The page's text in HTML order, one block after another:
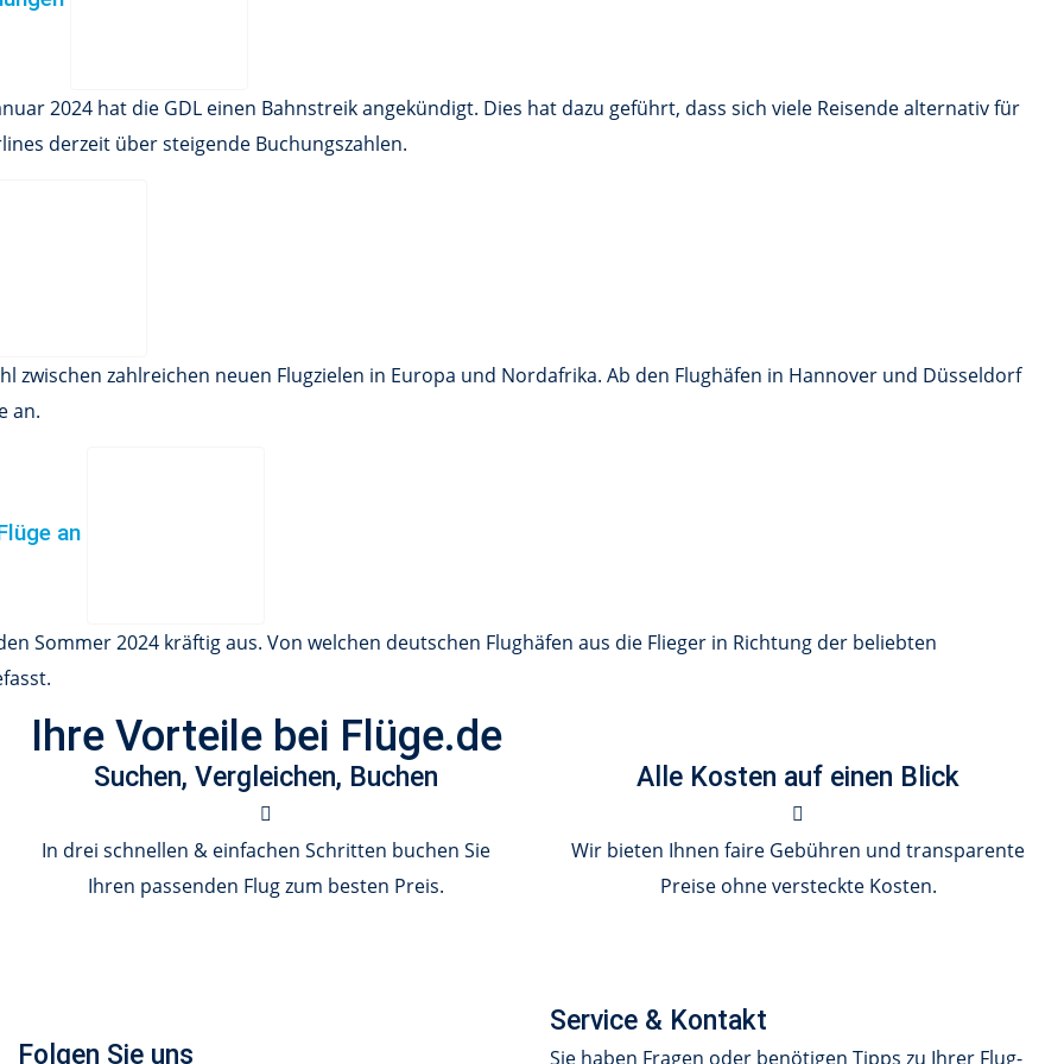
2024 hat die GDL einen Bahnstreik angekündigt. Dies hat dazu geführt, dass sich viele Reisende alternativ für
derzeit über steigende Buchungszahlen.
zwischen zahlreichen neuen Flugzielen in Europa und Nordafrika. Ab den Flughäfen in Hannover und Düsseldorf
an.
an
Sommer 2024 kräftig aus. Von welchen deutschen Flughäfen aus die Flieger in Richtung der beliebten
Ihre Vorteile bei Flüge.de
Suchen, Vergleichen, Buchen
In drei schnellen & einfachen Schritten buchen Sie
Ihren passenden Flug zum besten Preis.
Alle Kosten auf einen Blick
Wir bieten Ihnen faire Gebühren und transparente
Preise ohne versteckte Kosten.
Folgen Sie uns
Service & Kontakt
Sie haben Fragen oder benötigen Tipps zu Ihrer Flug-